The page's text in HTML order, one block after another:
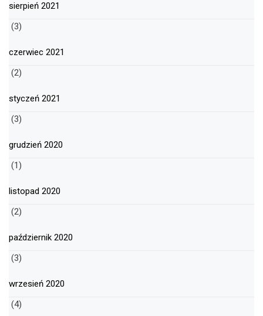
sierpień 2021
(3)
czerwiec 2021
(2)
styczeń 2021
(3)
grudzień 2020
(1)
listopad 2020
(2)
październik 2020
(3)
wrzesień 2020
(4)